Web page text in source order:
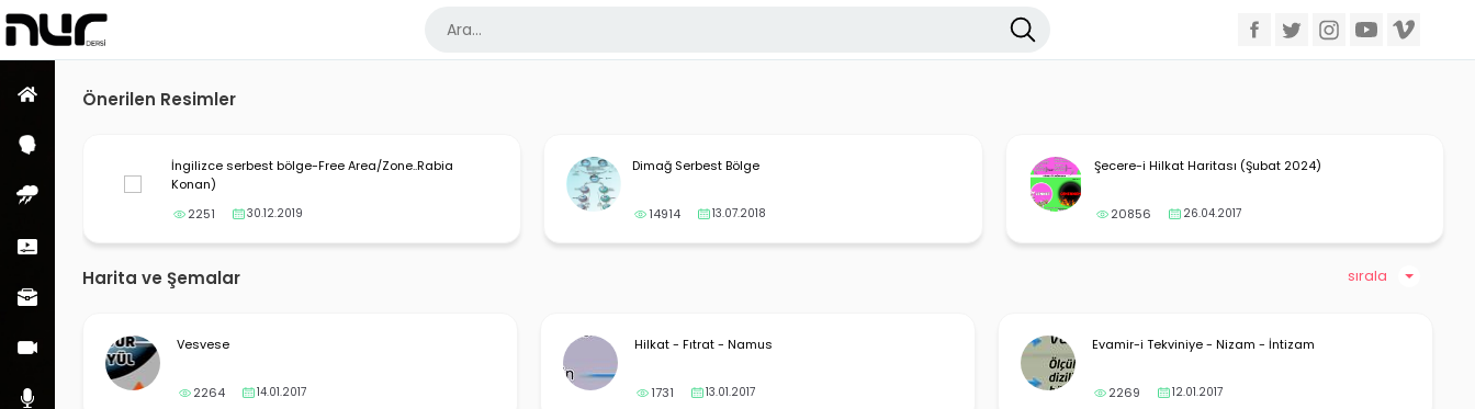
Ana Sayfa
Enfüs Dersleri
Kısa Dersler
Meslek Dersleri
Görüntülü Dersler
Sesli Dersler
Önerilen Resimler
İngilizce serbest bölge-Free Area/Zone..Rabia
Konan)
2251
30.12.2019
Dimağ Serbest Bölge
14914 13.07.2018
Şecere-i Hilkat Haritası (Şubat 2024)
20856 26.04.2017
Harita ve Şemalar sırala
Vesvese
2264 14.01.2017
Hilkat - Fıtrat - Namus
1731 13.01.2017
Evamir-i Tekviniye - Nizam - İntizam
2269 12.01.2017